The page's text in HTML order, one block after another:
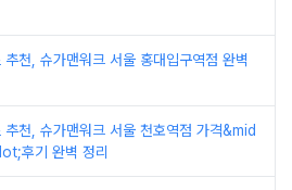
천, 슈가맨워크 서울 홍대입구역점 완벽
추천, 슈가맨워크 서울 천호역점 가격&mid
후기 완벽 정리